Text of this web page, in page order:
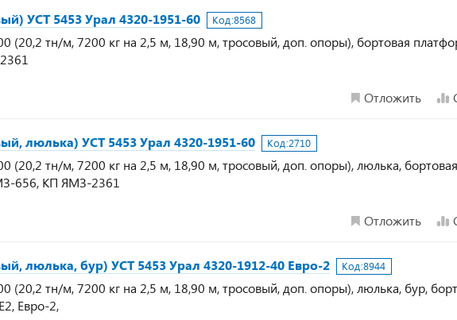
УСТ 5453 Урал 4320-1951-60 Код:8568
(20,2 тн/м, 7200 кг на 2,5 м, 18,90 м, тросовый, доп. опоры), бортовая
Отложить
люлька) УСТ 5453 Урал 4320-1951-60 Код:2710
(20,2 тн/м, 7200 кг на 2,5 м, 18,90 м, тросовый, доп. опоры), люлька, бортовая
656, КП ЯМЗ-2361
Отложить
люлька, бур) УСТ 5453 Урал 4320-1912-40 Евро-2 Код:8944
(20,2 тн/м, 7200 кг на 2,5 м, 18,90 м, тросовый, доп. опоры), люлька, бур,
Евро-2,